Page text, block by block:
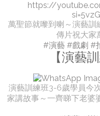
https://
萬聖節就嚟到喇～演藝訓
傳片祝大家
#演藝 #戲劇 #
【演藝
演藝訓練班3-6歲學員今
家講故事～一齊睇下老婆